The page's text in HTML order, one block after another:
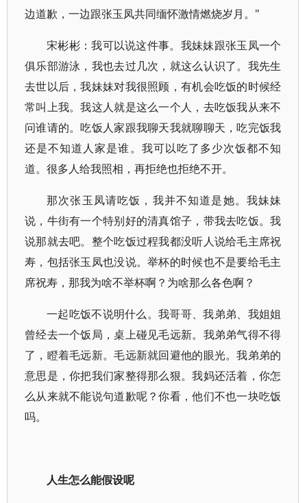
边道歉，一边跟张玉凤共同缅怀激情燃烧岁月。"
宋彬彬：我可以说这件事。我妹妹跟张玉凤一个
俱乐部游泳，我也去过几次，就这么认识了。我先生
去世以后，我妹妹对我很照顾，有机会吃饭的时候经
常叫上我。我这人就是这么一个人，去吃饭我从来不
问谁请的。吃饭人家跟我聊天我就聊聊天，吃完饭我
还是不知道人家是谁。我可以吃了多少次饭都不知
道。很多人给我照相，再拒绝也拒绝不开。
那次张玉凤请吃饭，我并不知道是她。我妹妹
说，牛街有一个特别好的清真馆子，带我去吃饭。我
说那就去吧。整个吃饭过程我都没听人说给毛主席祝
寿，包括张玉凤也没说。举杯的时候也不是要给毛主
席祝寿，那我为啥不举杯啊？为啥那么各色啊？
一起吃饭不说明什么。我哥哥、我弟弟、我姐姐
曾经去一个饭局，桌上碰见毛远新。我弟弟气得不得
了，瞪着毛远新。毛远新就回避他的眼光。我弟弟的
意思是，你把我们家整得那么狠。我妈还活着，你怎
么从来就不能说句道歉呢？你看，他们不也一块吃饭
吗。
人生怎么能假设呢